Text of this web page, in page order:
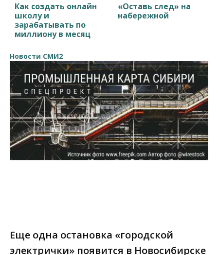
Как создать онлайн
школу и
зарабатывать по
миллиону в месяц
«Оставь след» на
набережной
Новости СМИ2
Еще одна остановка «городской
электрички» появится в Новосибирске